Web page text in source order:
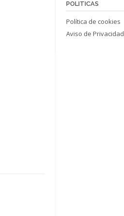
POLITICAS
Política de cookies
Aviso de Privacidad